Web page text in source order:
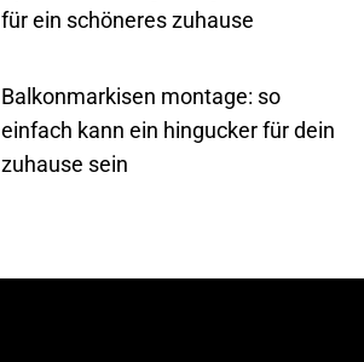
für ein schöneres zuhause
Balkonmarkisen montage: so
einfach kann ein hingucker für dein
zuhause sein